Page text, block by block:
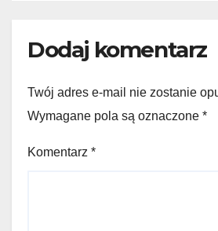
Dodaj komentarz
Twój adres e-mail nie zostanie
Wymagane pola są oznaczone *
Komentarz *